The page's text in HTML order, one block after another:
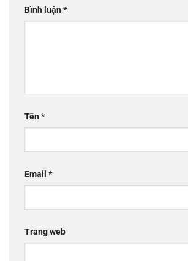
Bình luận*
Tên*
Email *
Trang web